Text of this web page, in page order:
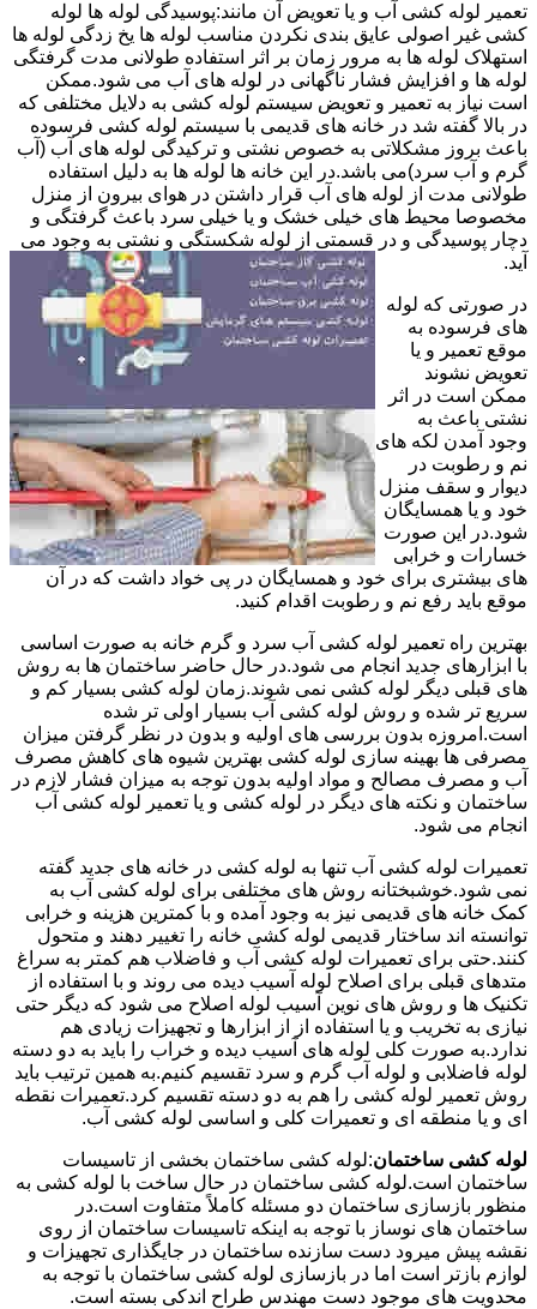
تعمیر لوله کشی آب و یا تعویض آن مانند:پوسیدگی لوله ها لوله
کشی غیر اصولی عایق بندی نکردن مناسب لوله ها یخ زدگی لوله ها
استهلاک لوله ها به مرور زمان بر اثر استفاده طولانی مدت گرفتگی
لوله ها و افزایش فشار ناگهانی در لوله های آب می شود.ممکن
است نیاز به تعمیر و تعویض سیستم لوله کشی به دلایل مختلفی که
در بالا گفته شد در خانه های قدیمی با سیستم لوله کشی فرسوده
باعث بروز مشکلاتی به خصوص نشتی و ترکیدگی لوله های آب (آب
گرم و آب سرد)می باشد.در این خانه ها لوله ها به دلیل استفاده
طولانی مدت از لوله های آب قرار داشتن در هوای بیرون از منزل
مخصوصا محیط های خیلی خشک و یا خیلی سرد باعث گرفتگی و
دچار پوسیدگی و در قسمتی از لوله شکستگی و نشتی به وجود می
آید.
در صورتی که لوله
های فرسوده به
موقع تعمیر و یا
تعویض نشوند
ممکن است در اثر
نشتی باعث به
وجود آمدن لکه های
نم و رطوبت در
دیوار و سقف منزل
خود و یا همسایگان
شود.در این صورت
خسارات و خرابی
های بیشتری برای خود و همسایگان در پی خواد داشت که در آن
موقع باید رفع نم و رطوبت اقدام کنید.
بهترین راه تعمیر لوله کشی آب سرد و گرم خانه به صورت اساسی
با ابزارهای جدید انجام می شود.در حال حاضر ساختمان ها به روش
های قبلی دیگر لوله کشی نمی شوند.زمان لوله کشی بسیار کم و
سریع تر شده و روش لوله کشی آب بسیار اولی تر شده
است.امروزه بدون بررسی های اولیه و بدون در نظر گرفتن میزان
مصرفی ها بهینه سازی لوله کشی بهترین شیوه های کاهش مصرف
آب و مصرف مصالح و مواد اولیه بدون توجه به میزان فشار لازم در
ساختمان و نکته های دیگر در لوله کشی و یا تعمیر لوله کشی آب
انجام می شود.
تعمیرات لوله کشی آب تنها به لوله کشی در خانه های جدید گفته
نمی شود.خوشبختانه روش های مختلفی برای لوله کشی آب به
کمک خانه های قدیمی نیز به وجود آمده و با کمترین هزینه و خرابی
توانسته اند ساختار قدیمی لوله کشی خانه را تغییر دهند و متحول
کنند.حتی برای تعمیرات لوله کشی آب و فاضلاب هم کمتر به سراغ
متدهای قبلی برای اصلاح لوله آسیب دیده می روند و با استفاده از
تکنیک ها و روش های نوین آسیب لوله اصلاح می شود که دیگر حتی
نیازی به تخریب و یا استفاده از از ابزارها و تجهیزات زیادی هم
ندارد.به صورت کلی لوله های آسیب دیده و خراب را باید به دو دسته
لوله فاضلابی و لوله آب گرم و سرد تقسیم کنیم.به همین ترتیب باید
روش تعمیر لوله کشی را هم به دو دسته تقسیم کرد.تعمیرات نقطه
ای و یا منطقه ای و تعمیرات کلی و اساسی لوله کشی آب.
لوله کشی ساختمان:لوله کشی ساختمان بخشی از تاسیسات
ساختمان است.لوله کشی ساختمان در حال ساخت با لوله کشی به
منظور بازسازی ساختمان دو مسئله کاملاً متفاوت است.در
ساختمان های نوساز با توجه به اینکه تاسیسات ساختمان از روی
نقشه پیش میرود دست سازنده ساختمان در جایگذاری تجهیزات و
لوازم بازتر است اما در بازسازی لوله کشی ساختمان با توجه به
محدویت های موجود دست مهندس طراح اندکی بسته است.